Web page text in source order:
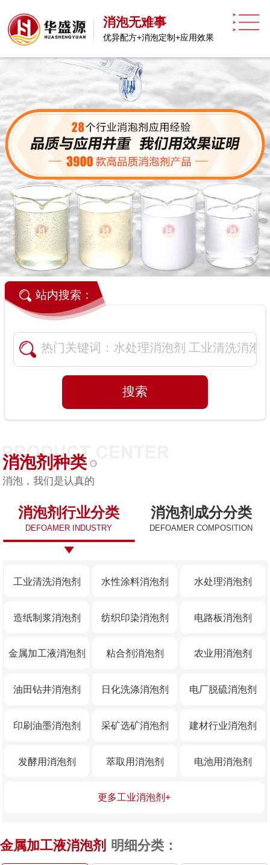
消泡无难事
优异配方+消泡定制+应用效果
站内搜索：
消泡剂种类
消泡，我们是认真的
消泡剂行业分类
DEFOAMER INDUSTRY
工业清洗消泡剂 水性涂料消泡剂 水处理消泡剂
造纸制浆消泡剂 纺织印染消泡剂 电路板消泡剂
金属加工液消泡剂 粘合剂消泡剂 农业用消泡剂
油田钻井消泡剂 日化洗涤消泡剂 电厂脱硫消泡剂
印刷油墨消泡剂 采矿选矿消泡剂 建材行业消泡剂
发酵用消泡剂 萃取用消泡剂 电池用消泡剂
更多工业消泡剂+
消泡剂成分分类
DEFOAMER COMPOSITION
金属加工液消泡剂 明细分类：